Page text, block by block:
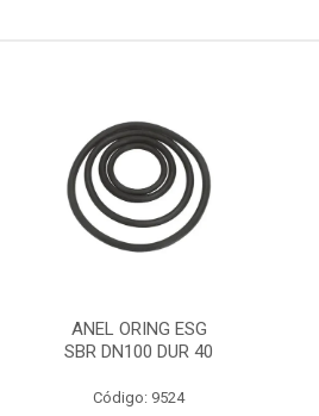
ANEL ORING ESG
SBR DN100 DUR 40
Código: 9524